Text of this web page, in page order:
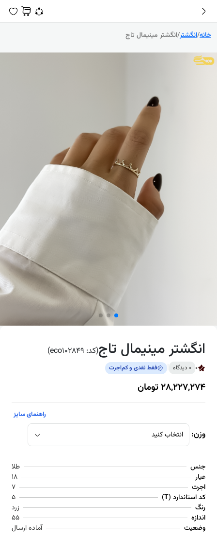
خانه/انگشتر/انگشتر مینیمال تاج
انگشتر مینیمال تاج(کد: eco102849)
0 0 دیدگاه فقط‌ نقدی و کم‌اجرت
28,227,274 تومان
راهنمای سایز
وزن: انتخاب کنید
جنس
طلا
عیار
18
اجرت
7
کد استاندارد (T)
5
رنگ
زرد
اندازه
55
وضعیت
آماده ارسال